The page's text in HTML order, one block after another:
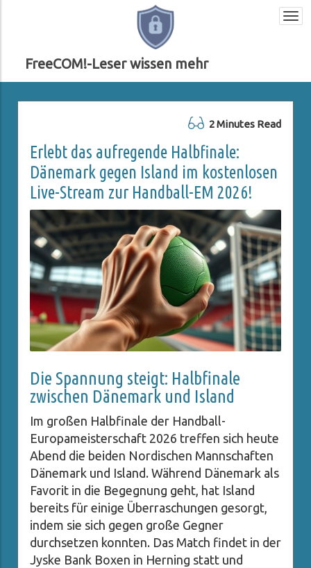
FreeCOM!-Leser wissen mehr
2 Minutes Read
Erlebt das aufregende Halbfinale:
Dänemark gegen Island im kostenlosen
Live-Stream zur Handball-EM 2026!
Die Spannung steigt: Halbfinale
zwischen Dänemark und Island
Im großen Halbfinale der Handball-
Europameisterschaft 2026 treffen sich heute
Abend die beiden Nordischen Mannschaften
Dänemark und Island. Während Dänemark als
Favorit in die Begegnung geht, hat Island
bereits für einige Überraschungen gesorgt,
indem sie sich gegen große Gegner
durchsetzen konnten. Das Match findet in der
Jyske Bank Boxen in Herning statt und